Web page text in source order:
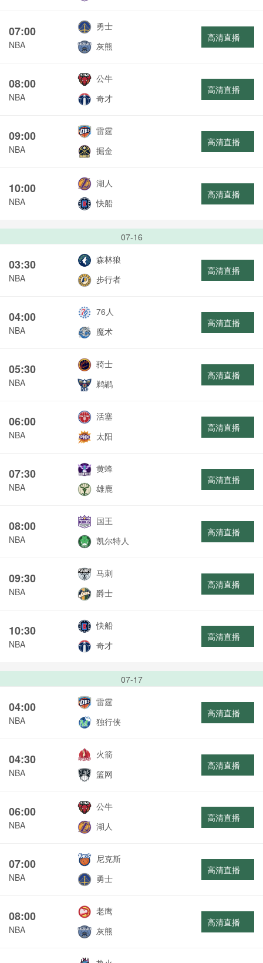
07:00
NBA
勇士
灰熊
高清直播
08:00
NBA
公牛
奇才
高清直播
09:00
NBA
雷霆
掘金
高清直播
10:00
NBA
湖人
快船
高清直播
07-16
03:30
NBA
森林狼
步行者
高清直播
04:00
NBA
76人
魔术
高清直播
05:30
NBA
骑士
鹈鹕
高清直播
06:00
NBA
活塞
太阳
高清直播
07:30
NBA
黄蜂
雄鹿
高清直播
08:00
NBA
国王
凯尔特人
高清直播
09:30
NBA
马刺
爵士
高清直播
10:30
NBA
快船
奇才
高清直播
07-17
04:00
NBA
雷霆
独行侠
高清直播
04:30
NBA
火箭
篮网
高清直播
06:00
NBA
公牛
湖人
高清直播
07:00
NBA
尼克斯
勇士
高清直播
08:00
NBA
老鹰
灰熊
高清直播